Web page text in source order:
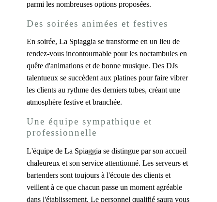
parmi les nombreuses options proposées.
Des soirées animées et festives
En soirée, La Spiaggia se transforme en un lieu de
rendez-vous incontournable pour les noctambules en
quête d'animations et de bonne musique. Des DJs
talentueux se succèdent aux platines pour faire vibrer
les clients au rythme des derniers tubes, créant une
atmosphère festive et branchée.
Une équipe sympathique et
professionnelle
L'équipe de La Spiaggia se distingue par son accueil
chaleureux et son service attentionné. Les serveurs et
bartenders sont toujours à l'écoute des clients et
veillent à ce que chacun passe un moment agréable
dans l'établissement. Le personnel qualifié saura vous